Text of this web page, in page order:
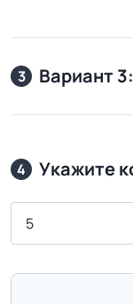
3 Вариант
4 Укажите